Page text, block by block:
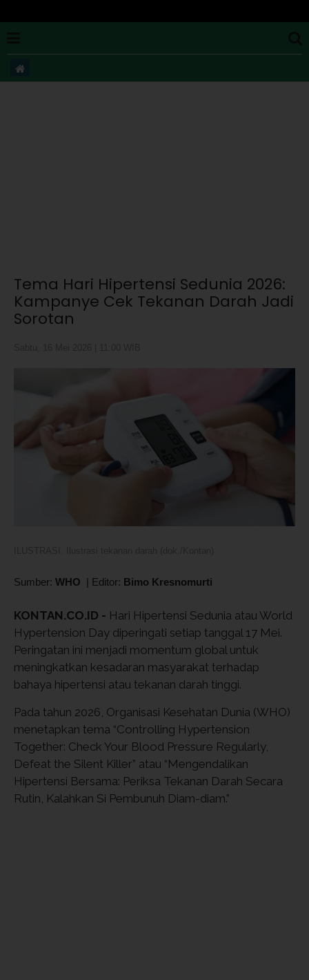
Tema Hari Hipertensi Sedunia 2026:
Kampanye Cek Tekanan Darah Jadi
Sorotan
Sumber: WHO | Editor: Bimo Kresnomurti
KONTAN.CO.ID - Hari Hipertensi Sedunia atau World
Hypertension Day diperingati setiap tanggal 17 Mei.
Peringatan ini menjadi momentum global untuk
meningkatkan kesadaran masyarakat terhadap
bahaya hipertensi atau tekanan darah tinggi.
Pada tahun 2026, Organisasi Kesehatan Dunia (WHO)
menetapkan tema “Controlling Hypertension
Together: Check Your Blood Pressure Regularly,
Defeat the Silent Killer” atau “Mengendalikan
Hipertensi Bersama: Periksa Tekanan Darah Secara
Rutin, Kalahkan Si Pembunuh Diam-diam.”